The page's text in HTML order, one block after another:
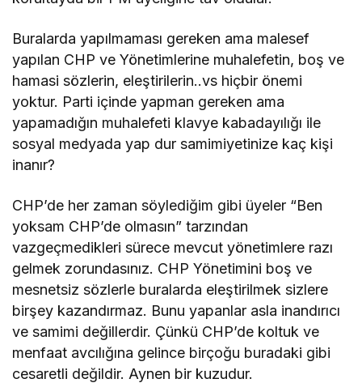
Buralarda yapılmaması gereken ama malesef
yapılan CHP ve Yönetimlerine muhalefetin, boş ve
hamasi sözlerin, eleştirilerin..vs hiçbir önemi
yoktur. Parti içinde yapman gereken ama
yapamadığın muhalefeti klavye kabadayılığı ile
sosyal medyada yap dur samimiyetinize kaç kişi
inanır?
CHP’de her zaman söylediğim gibi üyeler “Ben
yoksam CHP’de olmasın” tarzından
vazgeçmedikleri sürece mevcut yönetimlere razı
gelmek zorundasınız. CHP Yönetimini boş ve
mesnetsiz sözlerle buralarda eleştirilmek sizlere
birşey kazandırmaz. Bunu yapanlar asla inandırıcı
ve samimi değillerdir. Çünkü CHP’de koltuk ve
menfaat avcılığına gelince birçoğu buradaki gibi
cesaretli değildir. Aynen bir kuzudur.